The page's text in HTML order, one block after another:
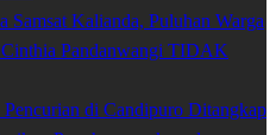
Kalianda, Puluhan Warga
Pandanwangi TIDAK
di Candipuro Ditangkap